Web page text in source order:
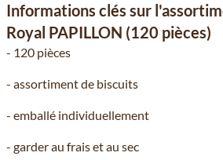
Informations clés sur
Royal PAPILLON (120 pièces)
- 120 pièces
- assortiment de biscuits
- emballé individuellement
- garder au frais et au sec